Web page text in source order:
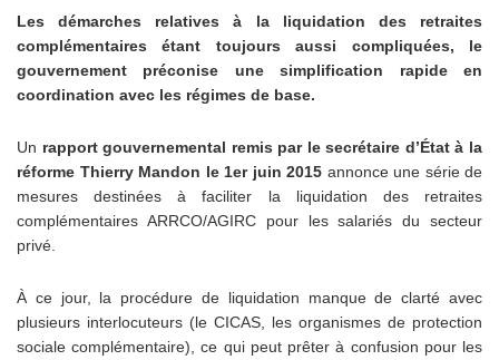
Les démarches relatives à la liquidation des retraites
complémentaires étant toujours aussi compliquées, le
gouvernement préconise une simplification rapide en
coordination avec les régimes de base.
Un rapport gouvernemental remis par le secrétaire d’État à la
réforme Thierry Mandon le 1er juin 2015 annonce une série de
mesures destinées à faciliter la liquidation des retraites
complémentaires ARRCO/AGIRC pour les salariés du secteur
privé.
À ce jour, la procédure de liquidation manque de clarté avec
plusieurs interlocuteurs (le CICAS, les organismes de protection
sociale complémentaire), ce qui peut prêter à confusion pour les